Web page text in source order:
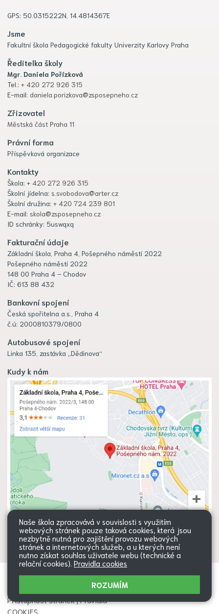
GPS: 50.0315222N, 14.4814367E
Jsme
Fakultní škola Pedagogické fakulty Univerzity Karlovy Praha
Ředitelka školy
Mgr. Daniela Pořízková
Tel.: + 420 272 926 315
E-mail: daniela.porizkova@zsposepneho.cz
Zřizovatel
Městská část Praha 11
Právní forma
Příspěvková organizace
Kontakty
Škola: + 420 272 926 315
Školní jídelna: s.svobodova@arter.cz
Školní družina: + 420 724 239 801
E-mail: skola@zsposepneho.cz
ID schránky: 5uswqxq
Fakturační údaje
Základní škola, Praha 4, Pošepného náměstí 2022
Pošepného náměstí 2022
148 00 Praha 4 – Chodov
IČ: 613 88 432
Bankovní spojení
Česká spořitelna a.s., Praha 4
č.ú: 2000810379/0800
Autobusové spojení
Linka 135, zastávka „Dědinova“
Kudy k nám
Všechna práva vyhrazena. Copyright
|Přihlásit|
Přístupnost stránek|Pravidla
COOKIES
Web školy
Naše škola zpracovává v souvislosti s využitím
webových stránek pouze taková cookies, která jsou
nezbytně nutná pro zajištění provozu webových
stránek a internetových služeb, a u kterých není
nutno získat souhlas uživatele webu (technické a
relační cookies). Pravidla cookies
ROZUMÍM